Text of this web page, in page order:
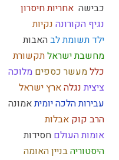
כבישה אחריותחיסרון
נגיף הקורונה נקיות
ילד תשומת לבהאבות
מחשבת ישראלתקשורת
כללמעשר כספים מלוכה
ציצית נגלהארץ ישראל
עבירותהלכה יומיתאמונה
הרב קוק אבלות
אומות העולם חסידות
היסטוריהבניין האומה